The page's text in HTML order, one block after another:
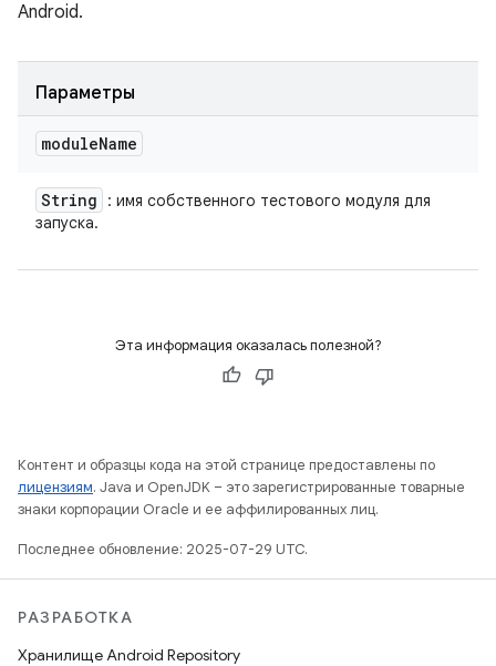
Android.
Параметры
moduleName
String
: имя собственного тестового модуля для
запуска.
Эта информация оказалась полезной?
Контент и образцы кода на этой странице предоставлены по
лицензиям. Java и OpenJDK – это зарегистрированные товарные
знаки корпорации Oracle и ее аффилированных лиц.
Последнее обновление: 2025-07-29 UTC.
РАЗРАБОТКА
Хранилище Android Repository